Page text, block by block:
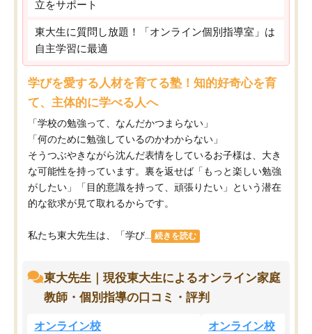
立をサポート
東大生に質問し放題！「オンライン個別指導室」は
自主学習に最適
学びを愛する人材を育てる塾！知的好奇心を育
て、主体的に学べる人へ
「学校の勉強って、なんだかつまらない」
「何のために勉強しているのかわからない」
そうつぶやきながら沈んだ表情をしているお子様は、大き
な可能性を持っています。裏を返せば「もっと楽しい勉強
がしたい」「目的意識を持って、頑張りたい」という潜在
的な欲求が見て取れるからです。
私たち東大先生は、「学び... 続きを読む
東大先生｜現役東大生によるオンライン家庭
教師・個別指導の口コミ・評判
オンライン校 オンライン校